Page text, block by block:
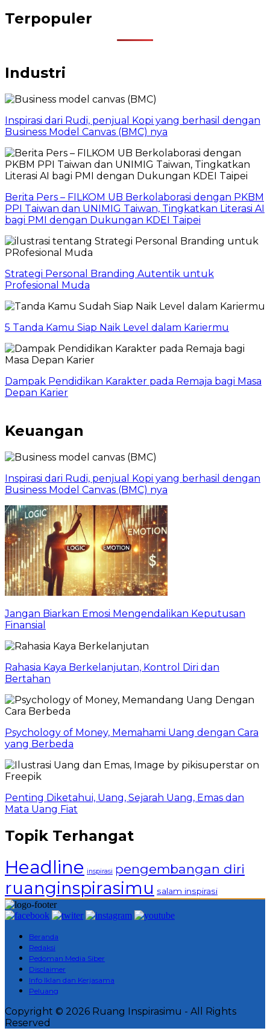
Terpopuler
Industri
Inspirasi dari Rudi, penjual Kopi yang berhasil dengan
Business Model Canvas (BMC) nya
Berita Pers – FILKOM UB Berkolaborasi dengan PKBM
PPI Taiwan dan UNIMIG Taiwan, Tingkatkan Literasi AI
bagi PMI dengan Dukungan KDEI Taipei
Strategi Personal Branding Autentik untuk
Profesional Muda
5 Tanda Kamu Siap Naik Level dalam Kariermu
Dampak Pendidikan Karakter pada Remaja bagi Masa
Depan Karier
Keuangan
Inspirasi dari Rudi, penjual Kopi yang berhasil dengan
Business Model Canvas (BMC) nya
Jangan Biarkan Emosi Mengendalikan Keputusan
Finansial
Rahasia Kaya Berkelanjutan, Kontrol Diri dan
Bertahan
Psychology of Money, Memahami Uang dengan Cara
yang Berbeda
Penting Diketahui, Uang, Sejarah Uang, Emas dan
Mata Uang Fiat
Topik Terhangat
Headline inspirasi pengembangan diri
ruanginspirasimu salam inspirasi
Beranda
Redaksi
Pedoman Media Siber
Disclaimer
Info Iklan dan Kerjasama
Peluang
Copyright © 2026 Ruang Inspirasimu - All Rights
Reserved